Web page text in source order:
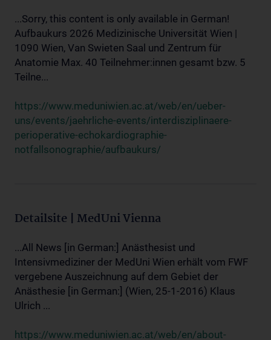
...Sorry, this content is only available in German!
Aufbaukurs 2026 Medizinische Universität Wien |
1090 Wien, Van Swieten Saal und Zentrum für
Anatomie Max. 40 Teilnehmer:innen gesamt bzw. 5
Teilne...
https://www.meduniwien.ac.at/web/en/ueber-
uns/events/jaehrliche-events/interdisziplinaere-
perioperative-echokardiographie-
notfallsonographie/aufbaukurs/
Detailsite | MedUni Vienna
...All News [in German:] Anästhesist und
Intensivmediziner der MedUni Wien erhält vom FWF
vergebene Auszeichnung auf dem Gebiet der
Anästhesie [in German:] (Wien, 25-1-2016) Klaus
Ulrich ...
https://www.meduniwien.ac.at/web/en/about-